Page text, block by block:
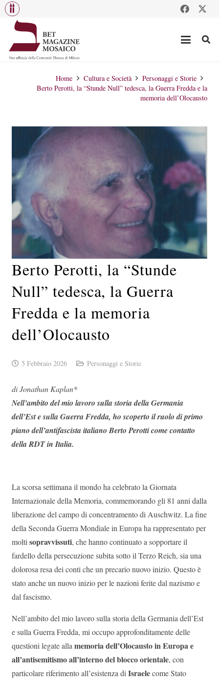
Home Cultura e Società
Personaggi e Storie
Berto Perotti, la “Stunde Null” tedesca, la Guerra Fredda e la
memoria dell’Olocausto
Berto Perotti, la “Stunde
Null” tedesca, la Guerra
Fredda e la memoria
dell’Olocausto
5 Febbraio 2026 Personaggi e Storie
di Jonathan Kaplan*
Nell’ambito del mio lavoro sulla storia della Germania
dell’Est e sulla Guerra Fredda, ho scoperto il ruolo di primo
piano dell’antifascista italiano Berto Perotti come contatto
della RDT in Italia.
La scorsa settimana il mondo ha celebrato la Giornata
Internazionale della Memoria, commemorando gli 81 anni dalla
liberazione del campo di concentramento di Auschwitz. La fine
della Seconda Guerra Mondiale in Europa ha rappresentato per
molti sopravvissuti, che hanno continuato a sopportare il
fardello della persecuzione subita sotto il Terzo Reich, sia una
dolorosa resa dei conti che un precario nuovo inizio. Questo è
stato anche un nuovo inizio per le nazioni ferite dal nazismo e
dal fascismo.
Nell’ambito del mio lavoro sulla storia della Germania dell’Est
e sulla Guerra Fredda, mi occupo approfonditamente delle
questioni legate alla memoria dell’Olocausto in Europa e
all’antisemitismo all’interno del blocco orientale, con
particolare riferimento all’esistenza di Israelecome Stato